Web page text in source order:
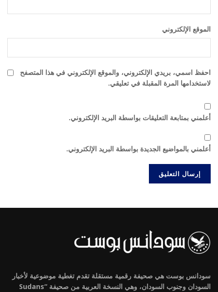
الموقع الإلكتروني
احفظ اسمي، بريدي الإلكتروني، والموقع الإلكتروني في هذا المتصفح
لاستخدامها المرة المقبلة في تعليقي.
أعلمني بمتابعة التعليقات بواسطة البريد الإلكتروني.
أعلمني بالمواضيع الجديدة بواسطة البريد الإلكتروني.
سودانس بوست هي صحيفة رقمية مستقلة تقدم تغطية موضوعية لأخبار
السودان وجنوب السودان، وهي النسخة العربية من صحيفة “Sudans